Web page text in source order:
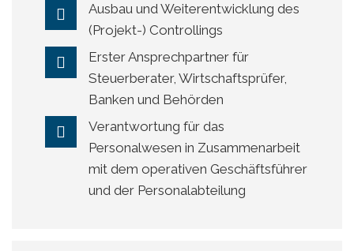
Ausbau und Weiterentwicklung des
(Projekt-) Controllings
Erster Ansprechpartner für
Steuerberater, Wirtschaftsprüfer,
Banken und Behörden
Verantwortung für das
Personalwesen in Zusammenarbeit
mit dem operativen Geschäftsführer
und der Personalabteilung